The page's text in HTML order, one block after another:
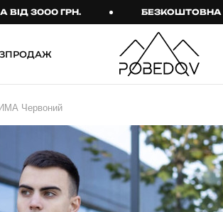
ГРН. БЕЗКОШТОВНА
Брюки
Карго
Спортивні штани
Тактичний
одяг
Тактичний
одяг
Червоний